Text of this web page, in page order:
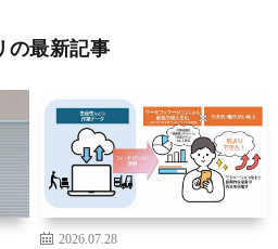
の最新記事
2026.07.28